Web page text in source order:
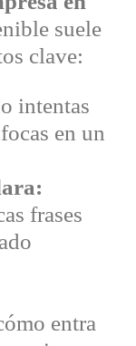
suele
clave:
intentas
en un
frases
entra